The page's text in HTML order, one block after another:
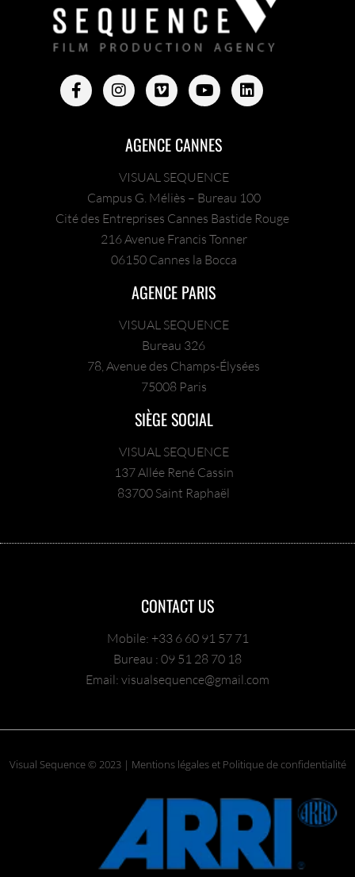
AGENCE CANNES
VISUAL SEQUENCE
Campus G. Méliès – Bureau 100
Cité des Entreprises Cannes Bastide Rouge
216 Avenue Francis Tonner
06150 Cannes la Bocca
AGENCE PARIS
VISUAL SEQUENCE
Bureau 326
78, Avenue des Champs-Élysées
75008 Paris
SIÈGE SOCIAL
VISUAL SEQUENCE
137 Allée René Cassin
83700 Saint Raphaël
CONTACT US
Mobile: +33 6 60 91 57 71
Bureau : 09 51 28 70 18
Email: visualsequence@gmail.com
Visual Sequence © 2023 | Mentions légales et Politique de confidentialité